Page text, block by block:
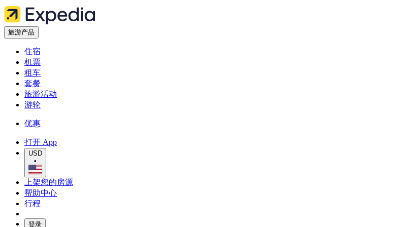
旅游产品
住宿
机票
租车
套餐
旅游活动
游轮
优惠
打开 App
USD
•
上架您的房源
帮助中心
行程
登录